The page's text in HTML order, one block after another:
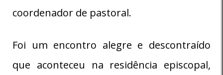
coordenador de pastoral.
Foi um encontro alegre e descontraído
que aconteceu na residência episcopal,